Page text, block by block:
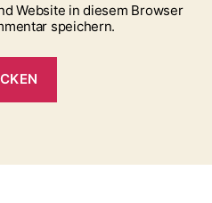
Website in diesem Browser
speichern.